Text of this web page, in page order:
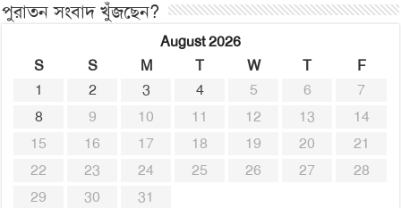
পুরাতন সংবাদ খুঁজছেন?
August 2026
S
S M T W T
F
1
2 3 4 5 6
7
8
9 10 11 12 13
14
15
16 17 18 19 20
21
22
23 24 25 26 27
28
29
30
31